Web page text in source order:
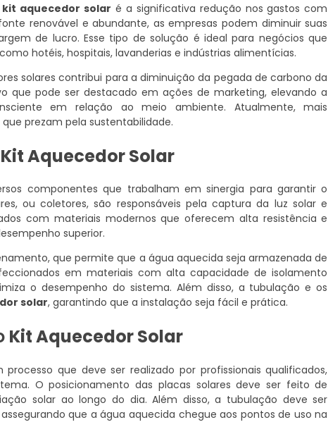
kit aquecedor solar é a significativa redução nos gastos com
renovável e abundante, as empresas podem diminuir suas
de lucro. Esse tipo de solução é ideal para negócios que
hotéis, hospitais, lavanderias e indústrias alimentícias.
solares contribui para a diminuição da pegada de carbono da
que pode ser destacado em ações de marketing, elevando a
em relação ao meio ambiente. Atualmente, mais
prezam pela sustentabilidade.
Kit Aquecedor Solar
componentes que trabalham em sinergia para garantir o
ou coletores, são responsáveis pela captura da luz solar e
com materiais modernos que oferecem alta resistência e
superior.
que permite que a água aquecida seja armazenada de
em materiais com alta capacidade de isolamento
o desempenho do sistema. Além disso, a tubulação e os
solar, garantindo que a instalação seja fácil e prática.
Kit Aquecedor Solar
processo que deve ser realizado por profissionais qualificados,
O posicionamento das placas solares deve ser feito de
solar ao longo do dia. Além disso, a tubulação deve ser
que a água aquecida chegue aos pontos de uso na